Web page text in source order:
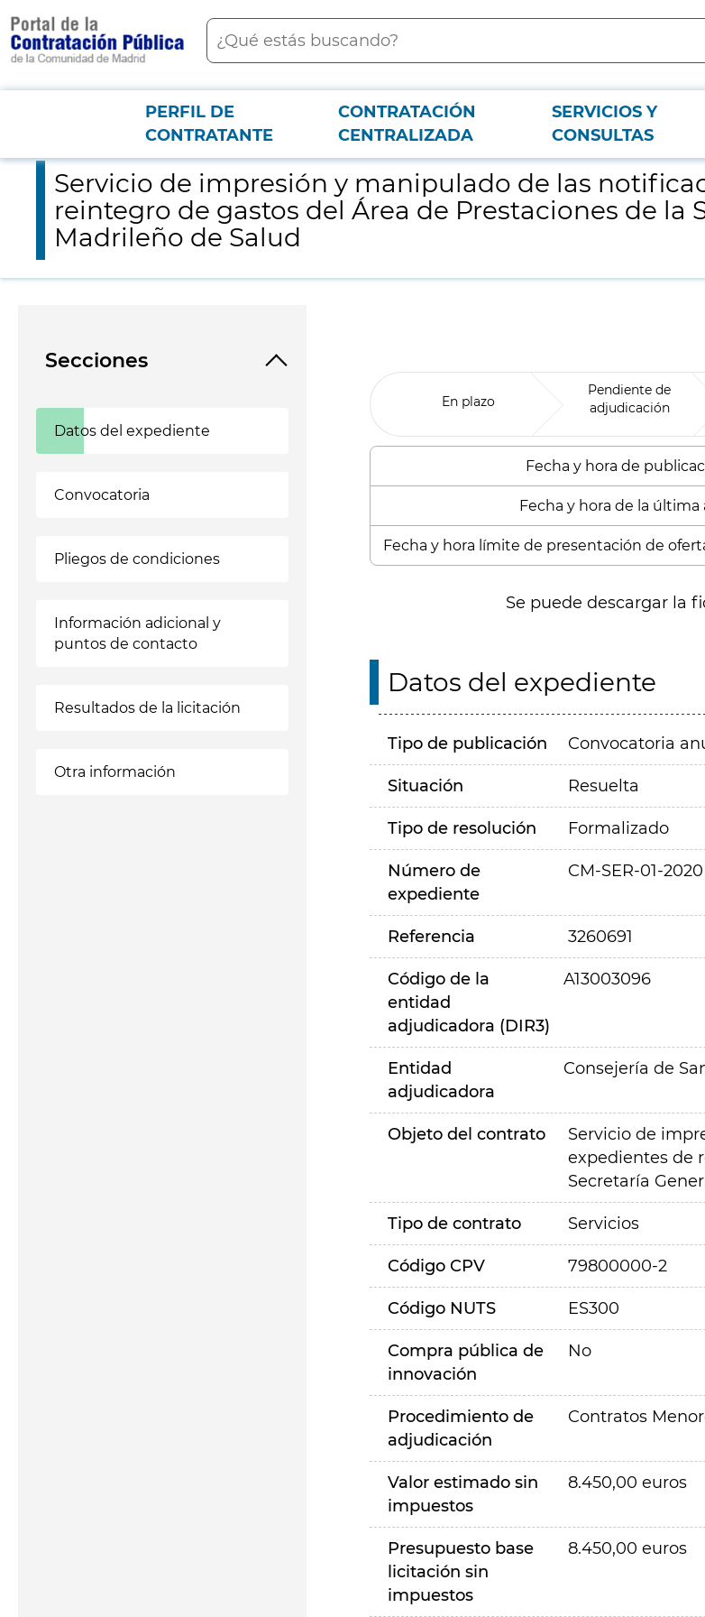
contenido
principal
Buscar
Menú PCON
PERFIL DE
CONTRATANTE
CONTRATACIÓN
CENTRALIZADA
SERVICIOS Y
CONSULTAS
Servicio de impresión y manipulado de las notificaciones de los expedientes de reintegro de gastos del Área de
Servicio de impresión y manipulado de las
reintegro de gastos del Área de Prestaciones de la
Madrileño de Salud
Secciones
Datos del expediente
Convocatoria
Pliegos de condiciones
Información adicional y
puntos de contacto
Resultados de la licitación
Otra información
En plazo
Pendiente de
adjudicación
Fecha y hora de
Fecha y hora de la última
Fecha y hora límite de presentación de
Se puede descargar la
Datos del expediente
Tipo de publicación Convocatoria
Situación Resuelta
Tipo de resolución Formalizado
Número de
expediente
CM-SER-01-2020
Referencia 3260691
Código de la
entidad
adjudicadora (DIR3)
A13003096
Entidad
adjudicadora
Consejería de
Objeto del contrato
Servicio de
expedientes de
Secretaría
Tipo de contrato Servicios
Código CPV 79800000-2
Código NUTS ES300
Compra pública de
innovación
No
Procedimiento de
adjudicación
Contratos
Valor estimado sin
impuestos
8.450,00 euros
Presupuesto base
licitación sin
impuestos
8.450,00 euros